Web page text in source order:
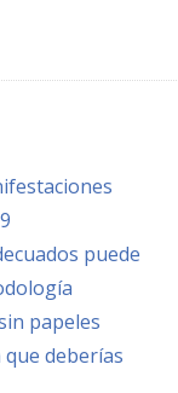
puede
papeles
deberías